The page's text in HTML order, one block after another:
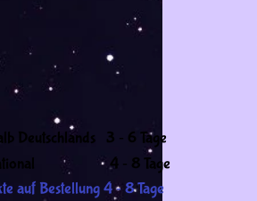
Deutschlands 3 - 6 Tage
4 - 8 Tage
auf Bestellung 4- 8 Tage